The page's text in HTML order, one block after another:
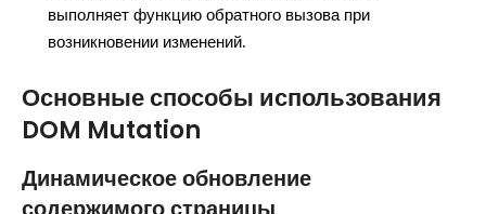
выполняет функцию обратного вызова при
возникновении изменений.
Основные способы использования
DOM Mutation
Динамическое обновление